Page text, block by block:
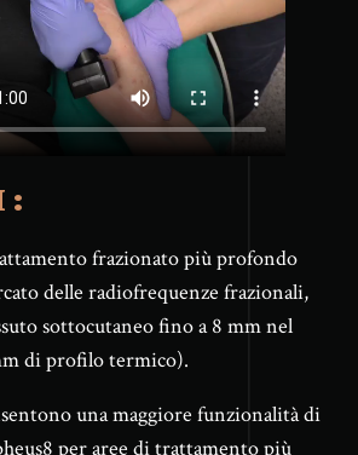
:
frazionato più profondo
delle radiofrequenze frazionali,
sottocutaneo fino a 8 mm nel
di profilo termico).
una maggiore funzionalità di
per aree di trattamento più